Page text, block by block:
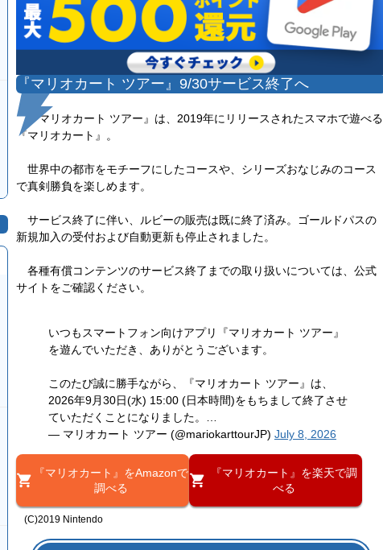
『マリオカート ツアー』9/30サービス終了へ
『マリオカート ツアー』は、2019年にリリースされたスマホで遊べる
『マリオカート』。
世界中の都市をモチーフにしたコースや、シリーズおなじみのコース
で真剣勝負を楽しめます。
サービス終了に伴い、ルビーの販売は既に終了済み。ゴールドパスの
新規加入の受付および自動更新も停止されました。
各種有償コンテンツのサービス終了までの取り扱いについては、公式
サイトをご確認ください。
いつもスマートフォン向けアプリ『マリオカート ツアー』
を遊んでいただき、ありがとうございます。
このたび誠に勝手ながら、『マリオカート ツアー』は、
2026年9月30日(水) 15:00 (日本時間)をもちまして終了させ
ていただくことになりました。…
— マリオカート ツアー (@mariokarttourJP) July 8, 2026
『マリオカート』をAmazonで
調べる
『マリオカート』を楽天で調
べる
(C)2019 Nintendo